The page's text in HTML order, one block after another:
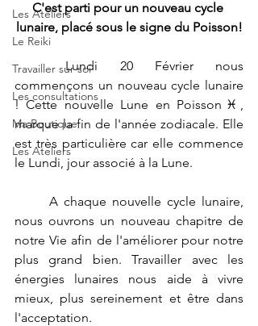
Les Ateliers
Le Reiki
Travailler sur soi
Les consultations
Ma Boutique
Les Ateliers
C'est parti pour un nouveau cycle
lunaire, placé sous le signe du Poisson!
	Lundi 20 Février nous
commençons un nouveau cycle lunaire
! Cette nouvelle Lune en Poisson♓,
marque la fin de l'année zodiacale. Elle
est très particulière car elle commence
le Lundi, jour associé à la Lune.
nous ouvrons un nouveau chapitre de
notre Vie afin de l'améliorer pour notre
plus grand bien. Travailler avec les
énergies lunaires nous aide à vivre
mieux, plus sereinement et être dans
l'acceptation.